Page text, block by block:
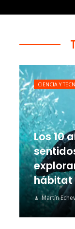
Los 10
hábitat
Martín
CIENCIA Y